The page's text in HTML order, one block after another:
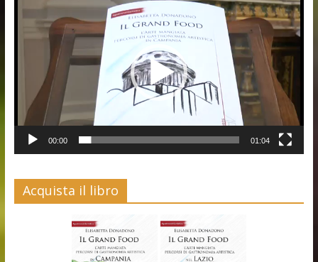
Player
00:00 01:04
Acquista il libro